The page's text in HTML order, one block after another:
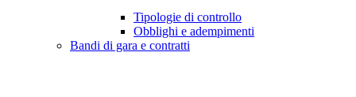
Tipologie di controllo
Obblighi e adempimenti
Bandi di gara e contratti